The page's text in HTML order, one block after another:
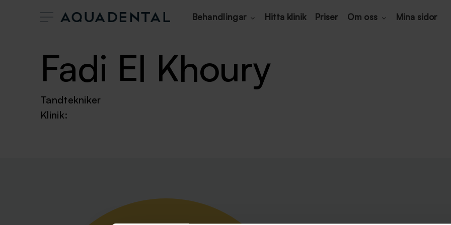
Behandlingar Hitta klinik Priser Om oss Mina sidor
Fadi El Khoury
Tandtekniker
Klinik: